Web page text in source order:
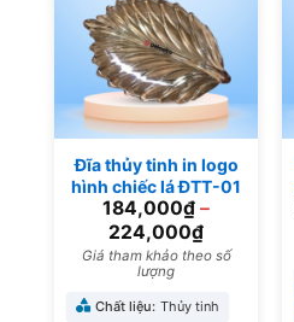
Đĩa thủy tinh in logo
hình chiếc lá ĐTT-01
184,000₫ –
224,000₫
Giá tham khảo theo số
lượng
Chất liệu: Thủy tinh